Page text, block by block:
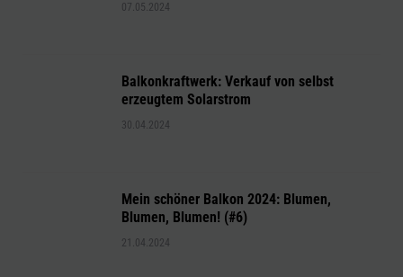
07.05.2024
Balkonkraftwerk: Verkauf von selbst
erzeugtem Solarstrom
30.04.2024
Mein schöner Balkon 2024: Blumen,
Blumen, Blumen! (#6)
21.04.2024